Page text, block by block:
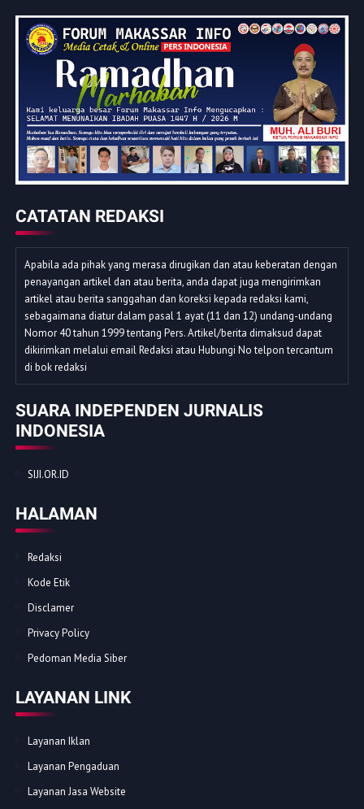
CATATAN REDAKSI
Apabila ada pihak yang merasa dirugikan dan atau keberatan dengan
penayangan artikel dan atau berita, anda dapat juga mengirimkan
artikel atau berita sanggahan dan koreksi kepada redaksi kami,
sebagaimana diatur dalam pasal 1 ayat (11 dan 12) undang-undang
Nomor 40 tahun 1999 tentang Pers. Artikel/berita dimaksud dapat
dikirimkan melalui email Redaksi atau Hubungi No telpon tercantum
di bok redaksi
SUARA INDEPENDEN JURNALIS
INDONESIA
SIJI.OR.ID
HALAMAN
Redaksi
Kode Etik
Disclamer
Privacy Policy
Pedoman Media Siber
LAYANAN LINK
Layanan Iklan
Layanan Pengaduan
Layanan Jasa Website